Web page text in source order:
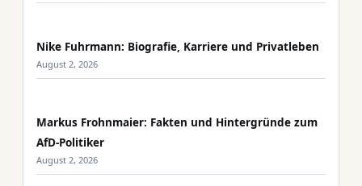
Nike Fuhrmann: Biografie, Karriere und Privatleben
August 2, 2026
Markus Frohnmaier: Fakten und Hintergründe zum
AfD-Politiker
August 2, 2026